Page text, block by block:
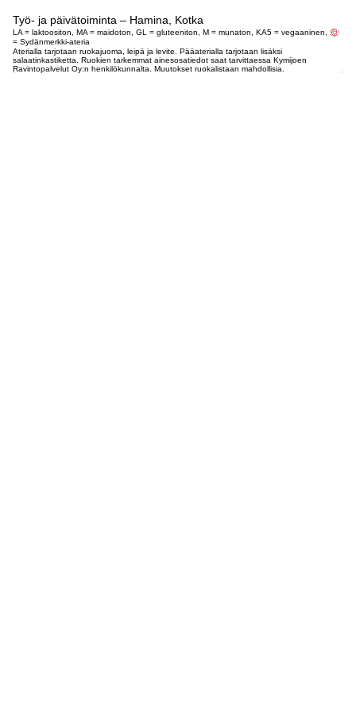
Työ- ja päivätoiminta – Hamina, Kotka
LA = laktoositon, MA = maidoton, GL = gluteeniton, M = munaton, KA5 = vegaaninen,
= Sydänmerkki-ateria
Aterialla tarjotaan ruokajuoma, leipä ja levite. Pääaterialla tarjotaan lisäksi
salaatinkastiketta. Ruokien tarkemmat ainesosatiedot saat tarvittaessa Kymijoen
Ravintopalvelut Oy:n henkilökunnalta. Muutokset ruokalistaan mahdollisia.